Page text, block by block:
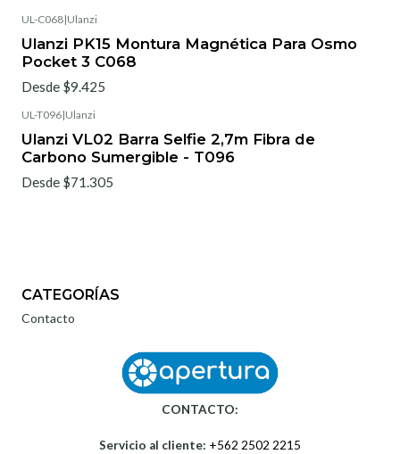
UL-C068|Ulanzi
Ulanzi PK15 Montura Magnética Para Osmo
Pocket 3 C068
Desde $9.425
UL-T096|Ulanzi
Ulanzi VL02 Barra Selfie 2,7m Fibra de
Carbono Sumergible - T096
Desde $71.305
CATEGORÍAS
Contacto
CONTACTO:
Servicio al cliente: +562 2502 2215